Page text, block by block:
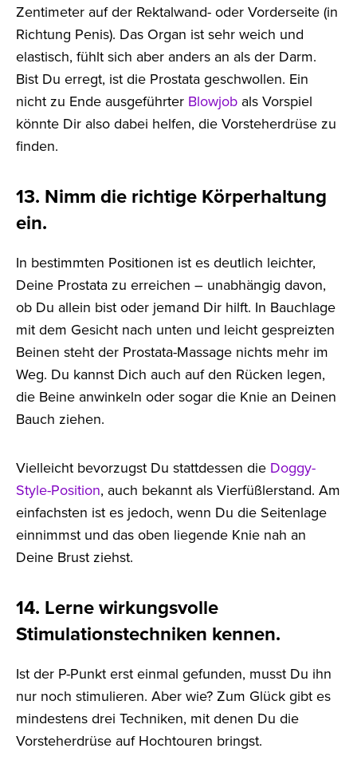
Zentimeter auf der Rektalwand- oder Vorderseite (in
Richtung Penis). Das Organ ist sehr weich und
elastisch, fühlt sich aber anders an als der Darm.
Bist Du erregt, ist die Prostata geschwollen. Ein
nicht zu Ende ausgeführter Blowjob als Vorspiel
könnte Dir also dabei helfen, die Vorsteherdrüse zu
finden.
13. Nimm die richtige Körperhaltung
ein.
In bestimmten Positionen ist es deutlich leichter,
Deine Prostata zu erreichen – unabhängig davon,
ob Du allein bist oder jemand Dir hilft. In Bauchlage
mit dem Gesicht nach unten und leicht gespreizten
Beinen steht der Prostata-Massage nichts mehr im
Weg. Du kannst Dich auch auf den Rücken legen,
die Beine anwinkeln oder sogar die Knie an Deinen
Bauch ziehen.
Vielleicht bevorzugst Du stattdessen die Doggy-
Style-Position, auch bekannt als Vierfüßlerstand. Am
einfachsten ist es jedoch, wenn Du die Seitenlage
einnimmst und das oben liegende Knie nah an
Deine Brust ziehst.
14. Lerne wirkungsvolle
Stimulationstechniken kennen.
Ist der P-Punkt erst einmal gefunden, musst Du ihn
nur noch stimulieren. Aber wie? Zum Glück gibt es
mindestens drei Techniken, mit denen Du die
Vorsteherdrüse auf Hochtouren bringst.